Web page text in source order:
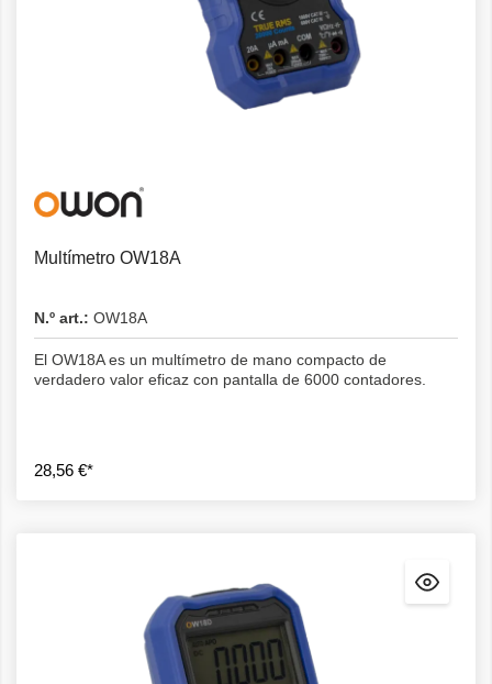
Multímetro OW18A
N.º art.: OW18A
El OW18A es un multímetro de mano compacto de
verdadero valor eficaz con pantalla de 6000 contadores.
28,56 €*